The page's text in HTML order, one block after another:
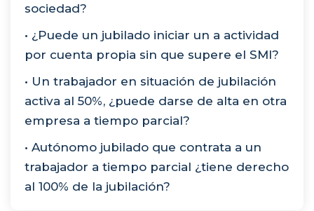
sociedad?
• ¿Puede un jubilado iniciar un a actividad
por cuenta propia sin que supere el SMI?
• Un trabajador en situación de jubilación
activa al 50%, ¿puede darse de alta en otra
empresa a tiempo parcial?
• Autónomo jubilado que contrata a un
trabajador a tiempo parcial ¿tiene derecho
al 100% de la jubilación?